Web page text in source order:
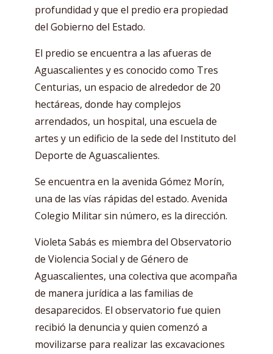
profundidad y que el predio era propiedad
del Gobierno del Estado.
El predio se encuentra a las afueras de
Aguascalientes y es conocido como Tres
Centurias, un espacio de alrededor de 20
hectáreas, donde hay complejos
arrendados, un hospital, una escuela de
artes y un edificio de la sede del Instituto del
Deporte de Aguascalientes.
Se encuentra en la avenida Gómez Morín,
una de las vías rápidas del estado. Avenida
Colegio Militar sin número, es la dirección.
Violeta Sabás es miembra del Observatorio
de Violencia Social y de Género de
Aguascalientes, una colectiva que acompaña
de manera jurídica a las familias de
desaparecidos. El observatorio fue quien
recibió la denuncia y quien comenzó a
movilizarse para realizar las excavaciones